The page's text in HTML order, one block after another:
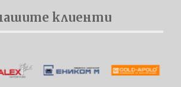
клиенти